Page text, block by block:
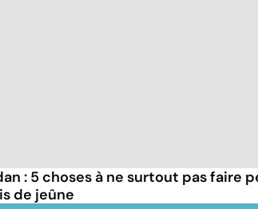
: 5 choses à ne surtout pas faire
de jeûne